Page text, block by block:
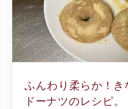
ふんわり柔らか！き
ドーナツのレシピ。